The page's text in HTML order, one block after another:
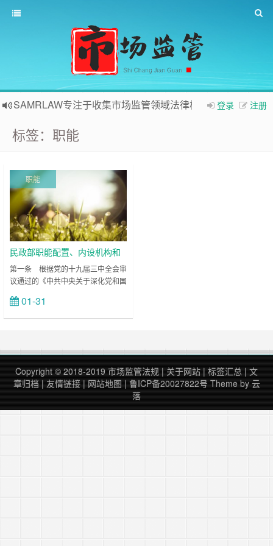
登录 注册
SAMRLAW专注于收集市场监管领域法律相关内容
标签：职能
职能
民政部职能配置、内设机构和
人员编制规定
第一条 根据党的十九届三中全会审
议通过的《中共中央关于深化党和国
家机构改革方案》和第十三届全国人
民代表大会第一次会议批准的《国务
为正部级……
01-31
Copyright © 2018-2019 市场监管法规 | 关于网站 | 标签汇总 | 文
章归档 | 友情链接| 网站地图 | 鲁ICP备20027822号 Theme by 云
落